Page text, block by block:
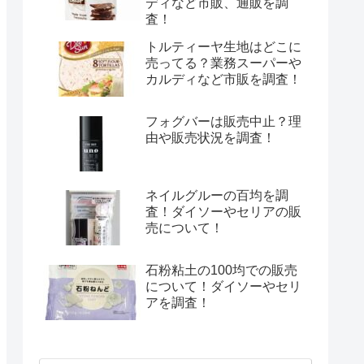
ディなど市販、通販を調
査！
トルティーヤ生地はどこに
売ってる？業務スーパーや
カルディなど市販を調査！
フォグバーは販売中止？理
由や販売状況を調査！
ネイルグルーの百均を調
査！ダイソーやセリアの販
売について！
石粉粘土の100均での販売
について！ダイソーやセリ
アを調査！